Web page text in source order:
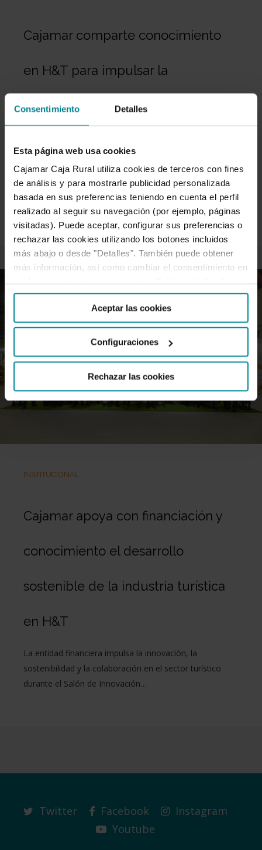
Consentimiento Detalles
Esta página web usa cookies
Cajamar Caja Rural utiliza cookies de terceros con fines
de análisis y para mostrarle publicidad personalizada
basada en sus preferencias teniendo en cuenta el perfil
realizado al seguir su navegación (por ejemplo, páginas
visitadas). Puede aceptar, configurar sus preferencias o
rechazar las cookies utilizando los botones incluidos
más abajo o desde "Detalles". También puede obtener
más información, así como cambiar el consentimiento en
Aceptar las cookies
Configuraciones
Rechazar las cookies
Cajamar comparte conocimiento
en H&T para impulsar la
competitividad sostenible del
El sector de la restauración andaluz es el segundo de
mayor dimensión de toda España, representando el 15,5
%…
INSTITUCIONAL
Cajamar apoya con financiación y
conocimiento el desarrollo
sostenible de la industria turística
en H&T
La entidad financiera impulsa la innovación, la
sostenibilidad y la colaboración en el sector turístico
durante el Salón de Innovación…
Twitter Facebook
Instagram
Youtube